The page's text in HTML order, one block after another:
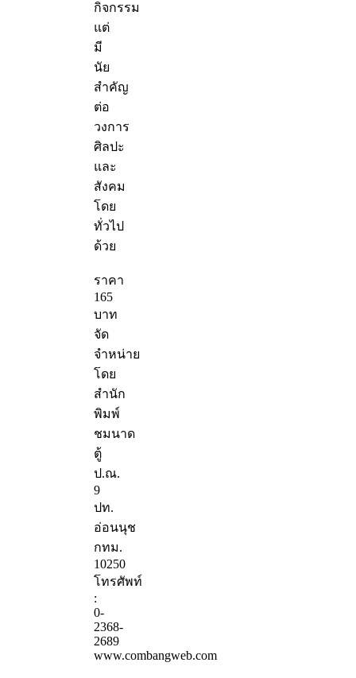
กิจกรรม
แต่
มี
นัย
สำคัญ
ต่อ
วงการ
ศิลปะ
และ
สังคม
โดย
ทั่วไป
ด้วย
ราคา
165
บาท
จัด
จำหน่าย
โดย
สำนัก
พิมพ์
ชมนาด
ตู้
ป.ณ.
9
ปท.
อ่อนนุช
กทม.
10250
โทรศัพท์
:
0-
2368-
2689
www.combangweb.com